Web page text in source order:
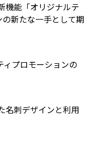
能「オリジナルテ
新たな一手として期
プロモーションの
刺デザインと利用